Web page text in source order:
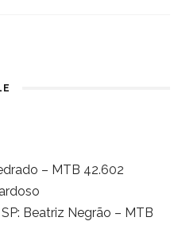
– MTB 42.602
Beatriz Negrão – MTB